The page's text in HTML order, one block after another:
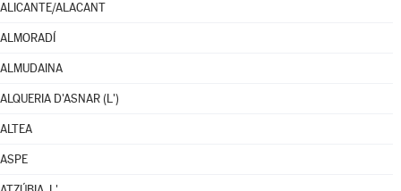
ALICANTE/ALACANT
ALMORADÍ
ALMUDAINA
ALQUERIA D'ASNAR (L')
ALTEA
ASPE